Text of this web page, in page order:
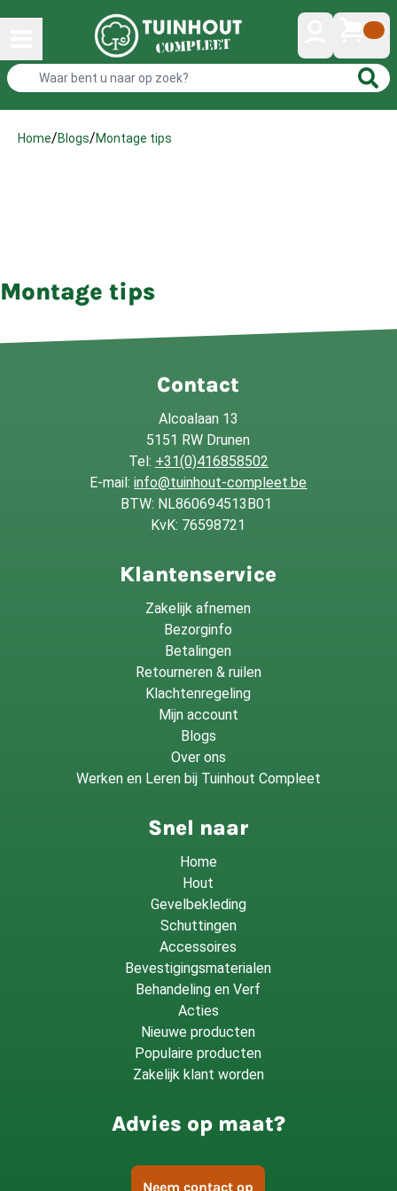
Home/Blogs/Montage tips
Montage tips
Contact
Alcoalaan 13
5151 RW Drunen
Tel: +31(0)416858502
E-mail:info@tuinhout-compleet.be
BTW: NL860694513B01
KvK: 76598721
Klantenservice
Zakelijk afnemen
Bezorginfo
Betalingen
Retourneren & ruilen
Klachtenregeling
Mijn account
Blogs
Over ons
Werken en Leren bij Tuinhout Compleet
Snel naar
Home
Hout
Gevelbekleding
Schuttingen
Accessoires
Bevestigingsmaterialen
Behandeling en Verf
Acties
Nieuwe producten
Populaire producten
Zakelijk klant worden
Advies op maat?
Neem contact op